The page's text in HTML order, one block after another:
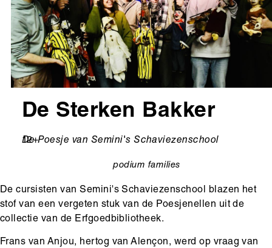
De Sterken Bakker
Leeftijd
12+
Ondertitel
De Poesje van Semini's Schaviezenschool
podium families
De cursisten van Semini's Schaviezenschool blazen het
stof van een vergeten stuk van de Poesjenellen uit de
collectie van de Erfgoedbibliotheek.
Frans van Anjou, hertog van Alençon, werd op vraag van